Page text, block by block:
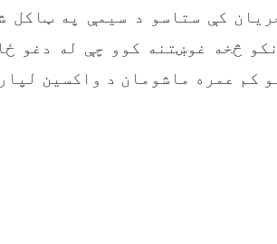
کې ستاسو د سیمې په ټاکل
څخه غوښتنه کوو چې له دغو
کم عمره ماشومان د واکسین